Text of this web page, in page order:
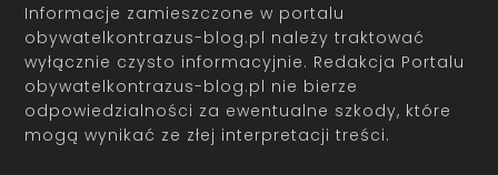
Informacje zamieszczone w portalu
obywatelkontrazus-blog.pl należy traktować
wyłącznie czysto informacyjnie. Redakcja Portalu
obywatelkontrazus-blog.pl nie bierze
odpowiedzialności za ewentualne szkody, które
mogą wynikać ze złej interpretacji treści.